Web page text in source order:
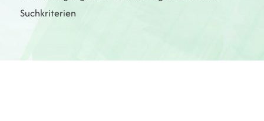
Suchkriterien